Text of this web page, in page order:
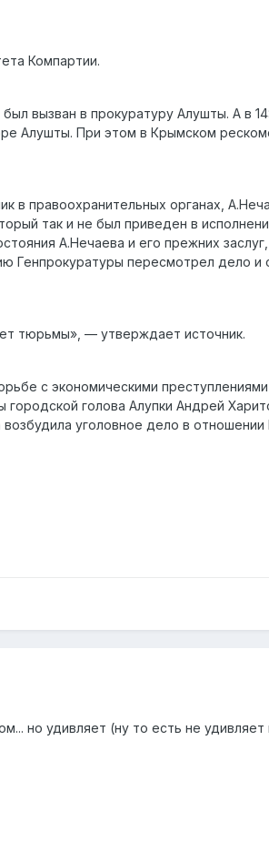
Компартии.
вызван в прокуратуру Алушты. А в
Алушты. При этом в Крымском
в правоохранительных органах,
так и не был приведен в
А.Нечаева и его прежних
Генпрокуратуры пересмотрел дело
тюрьмы», — утверждает источник.
с экономическими
голова Алупки Андрей
уголовное дело в отношении
но удивляет (ну то есть не